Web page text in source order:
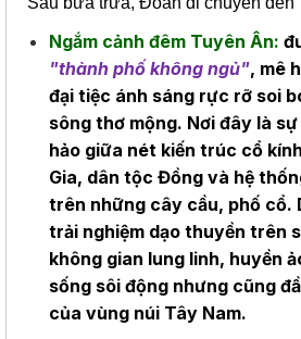
Ngắm cảnh đêm Tuyên Ân:
"thành phố không ngủ", mê
đại tiệc ánh sáng rực rỡ soi
sông thơ mộng. Nơi đây là
hảo giữa nét kiến trúc cổ
Gia, dân tộc Đồng và hệ
trên những cây cầu, phố cổ.
trải nghiệm dạo thuyền trên
không gian lung linh, huyền
sống sôi động nhưng cũng
của vùng núi Tây Nam.